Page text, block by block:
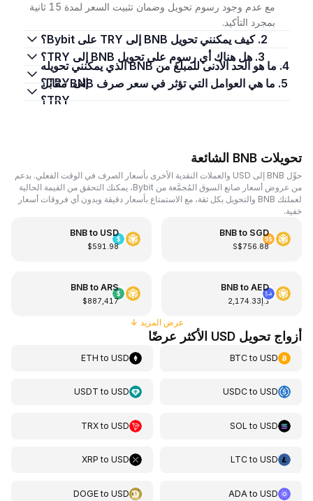
مع عدم وجود رسوم تحويل وضمان تثبيت السعر لمدة 15 ثانية
بمجرد التأكيد.
2. كيف يمكنني تحويل BNB إلى TRY على Bybit؟
3. هل هناك أي رسوم على تحويل BNB إلى TRY؟
4. ما هو الحد الأدنى للمبلغ من BNB الذي يمكنني تحويله
إلى TRY؟5. ما هي العوامل التي تؤثر في سعر صرف BNB مقابل
TRY؟
تحويلات BNB الشائعة
حوِّل BNB إلى USD والعملات النقدية الأخرى بأسعار الصرف في الوقت الفعلي. بدعم
من عروض أسعار صانع السوق المُجمَّعة من Bybit، يمكنك التحقق من القيمة الحالية
لعملتك BNB والتحويل بكل ثقة، مع الاستمتاع بأسعار دقيقة وبدون أي فروقات أسعار
خفية.
BNB to SGD
S$756.88
BNB to USD
$591.98
BNB toAED
د.إ2,174.33
BNB toARS
$887,417
عرض المزيد ↓
أزواج تحويل USD الأكثر عرضًا
BTCtoUSD
ETH toUSD
USDCtoUSD
USDT toUSD
SOL toUSD
TRXtoUSD
LTCtoUSD
XRP toUSD
ADA toUSD
DOGEtoUSD